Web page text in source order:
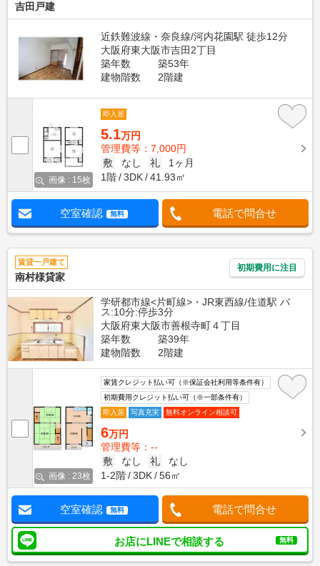
吉田戸建
近鉄難波線・奈良線/河内花園駅 徒歩12分
大阪府東大阪市吉田2丁目
築年数
築53年
建物階数
2階建
画像 : 15枚
即入居
5.1万円
管理費等：7,000円
敷
なし 礼
1ヶ月
1階
3DK 41.93㎡
空室確認 無料 電話で問合せ
賃貸一戸建て
南村様貸家
初期費用に注目
学研都市線<片町線>・JR東西線/住道駅 バ
ス:10分:停歩3分
大阪府東大阪市善根寺町４丁目
築年数
築39年
建物階数
2階建
画像 : 23枚
家賃クレジット払い可（※保証会社利用等条件有）
初期費用クレジット払い可（※一部条件有）
即入居
写真充実 無料オンライン相談可
6万円
管理費等：--
敷
なし 礼
なし
1-2階
3DK 56㎡
空室確認 無料 電話で問合せ
お店にLINEで相談する 無料